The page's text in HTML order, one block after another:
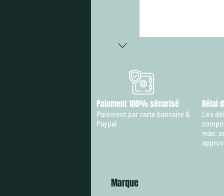
Marque
Paiement 100% sécurisé
Paiement par carte bancaire &
Paypal
Délai
Les
max.